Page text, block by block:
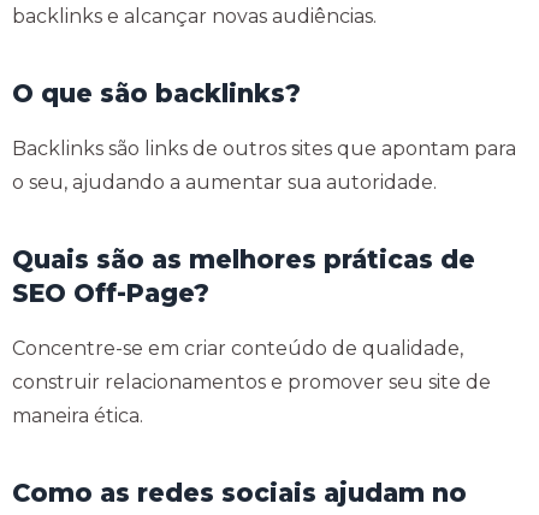
backlinks e alcançar novas audiências.
O que são backlinks?
Backlinks são links de outros sites que apontam para
o seu, ajudando a aumentar sua autoridade.
Quais são as melhores práticas de
SEO Off-Page?
Concentre-se em criar conteúdo de qualidade,
construir relacionamentos e promover seu site de
maneira ética.
Como as redes sociais ajudam no